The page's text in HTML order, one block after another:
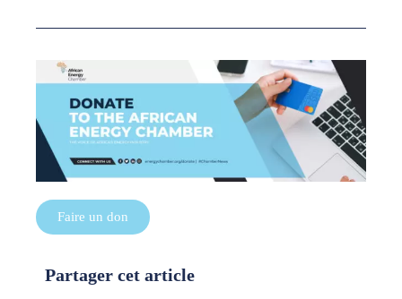
Faire un don
Partager cet article